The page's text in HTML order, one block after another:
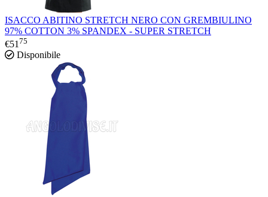
ISACCO ABITINO STRETCH NERO CON GREMBIULINO
97% COTTON 3% SPANDEX - SUPER STRETCH
€5175
Disponibile